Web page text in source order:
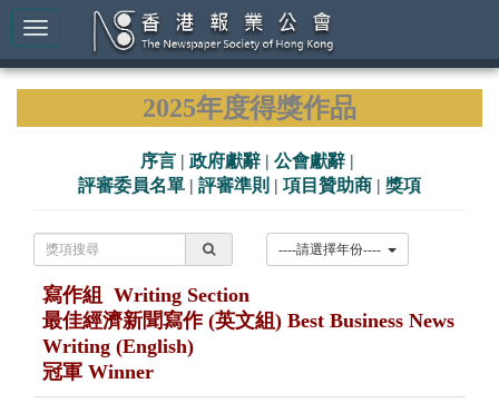
2025年度得獎作品
序言 | 政府獻辭 | 公會獻辭 |
評審委員名單 | 評審準則 | 項目贊助商 | 獎項
寫作組 Writing Section
最佳經濟新聞寫作 (英文組) Best Business News
Writing (English)
冠軍 Winner